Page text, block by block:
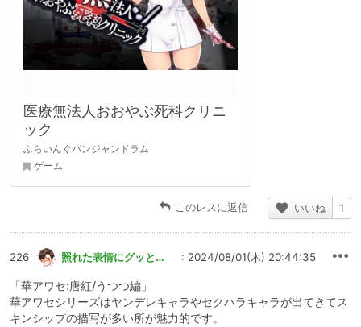
医療無法人おおやぶ死科クリニ
ック
ふらいんぐパンジャンドラム
ゲーム
このレスに返信 いいね 1
226 照れた表情にグッとくる : 2024/08/01(木) 20:44:35
「華アワセ:唐紅/うつつ編」
華アワセシリーズはヤンデレキャラやセクハラキャラが出てきてス
キンシップの描写が多い所が魅力的です。